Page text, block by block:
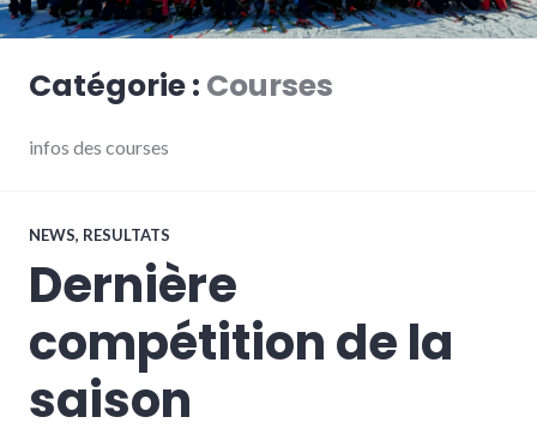
Catégorie : Courses
infos des courses
NEWS, RESULTATS
Dernière
compétition de la
saison